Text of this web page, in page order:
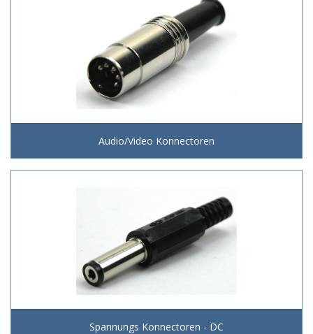
Audio/Video Konnectoren
Spannungs Konnectoren - DC